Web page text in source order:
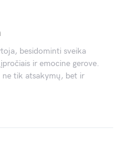
besidominti sveika
ir emocine gerove.
ne tik atsakymų, bet ir